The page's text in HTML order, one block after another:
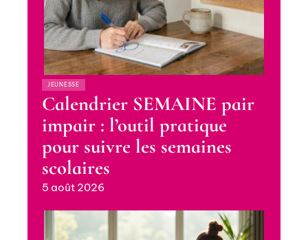
JEUNESSE
Calendrier SEMAINE pair
impair : l’outil pratique
pour suivre les semaines
scolaires
5 août 2026